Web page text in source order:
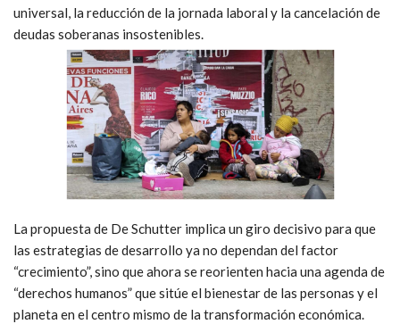
universal, la reducción de la jornada laboral y la cancelación de
deudas soberanas insostenibles.
La propuesta de De Schutter implica un giro decisivo para que
las estrategias de desarrollo ya no dependan del factor
“crecimiento”, sino que ahora se reorienten hacia una agenda de
“derechos humanos” que sitúe el bienestar de las personas y el
planeta en el centro mismo de la transformación económica.